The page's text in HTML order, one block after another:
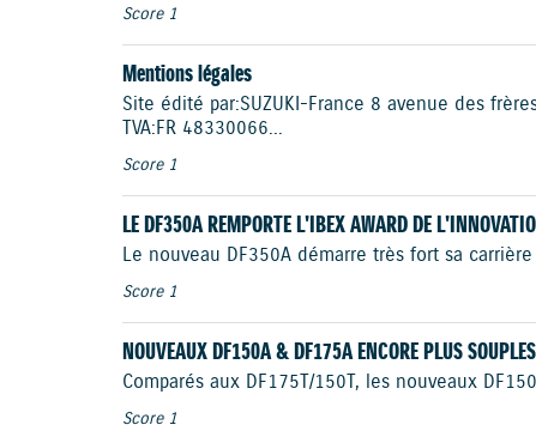
Score 1
Mentions légales
Site édité par : SUZUKI-France 8 avenue des
TVA : FR 48 330 066...
Score 1
LE DF350A REMPORTE L'IBEX AWARD DE
Le nouveau DF350A démarre très fort sa
Score 1
NOUVEAUX DF150A & DF175A ENCORE PLUS
Comparés aux DF175T/150T, les nouveaux
Score 1